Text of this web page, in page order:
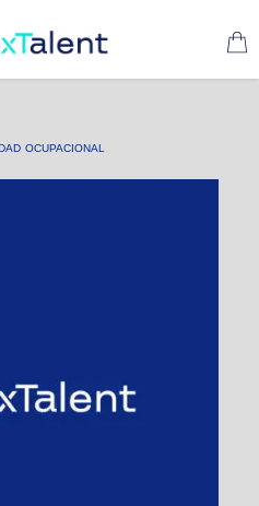
OCUPACIONAL